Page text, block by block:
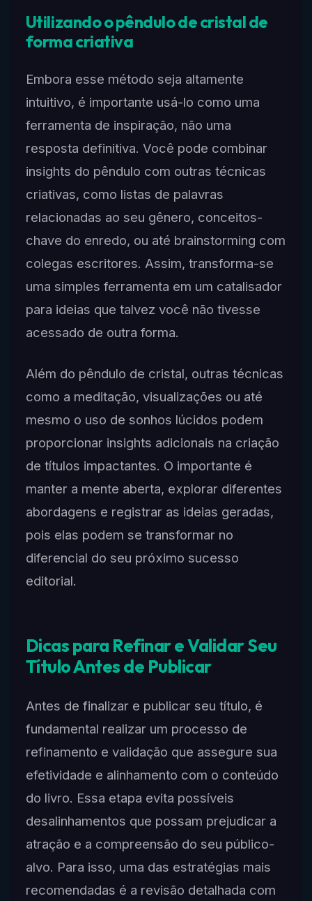
Utilizando o pêndulo de cristal de
forma criativa
Embora esse método seja altamente
intuitivo, é importante usá-lo como uma
ferramenta de inspiração, não uma
resposta definitiva. Você pode combinar
insights do pêndulo com outras técnicas
criativas, como listas de palavras
relacionadas ao seu gênero, conceitos-
chave do enredo, ou até brainstorming com
colegas escritores. Assim, transforma-se
uma simples ferramenta em um catalisador
para ideias que talvez você não tivesse
acessado de outra forma.
Além do pêndulo de cristal, outras técnicas
como a meditação, visualizações ou até
mesmo o uso de sonhos lúcidos podem
proporcionar insights adicionais na criação
de títulos impactantes. O importante é
manter a mente aberta, explorar diferentes
abordagens e registrar as ideias geradas,
pois elas podem se transformar no
diferencial do seu próximo sucesso
editorial.
Dicas para Refinar e Validar Seu
Título Antes de Publicar
Antes de finalizar e publicar seu título, é
fundamental realizar um processo de
refinamento e validação que assegure sua
efetividade e alinhamento com o conteúdo
do livro. Essa etapa evita possíveis
desalinhamentos que possam prejudicar a
atração e a compreensão do seu público-
alvo. Para isso, uma das estratégias mais
recomendadas é a revisão detalhada com